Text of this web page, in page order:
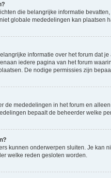
die belangrijke informatie
globale mededelingen kan plaatsen
informatie over het forum dat
iedere pagina van het forum
De nodige permissies zijn
de mededelingen in het forum en
bepaalt de beheerder welke
kunnen onderwerpen sluiten. Je kan
welke reden gesloten worden.